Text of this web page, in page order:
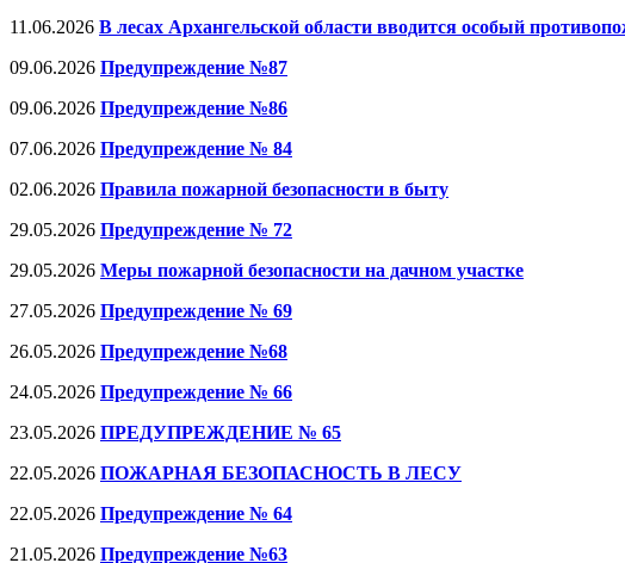
11.06.2026 В лесах Архангельской области вводится особый
09.06.2026 Предупреждение №87
09.06.2026 Предупреждение №86
07.06.2026 Предупреждение № 84
02.06.2026 Правила пожарной безопасности в быту
29.05.2026 Предупреждение № 72
29.05.2026 Меры пожарной безопасноcти на дачном участке
27.05.2026 Предупреждение № 69
26.05.2026 Предупреждение №68
24.05.2026 Предупреждение № 66
23.05.2026 ПРЕДУПРЕЖДЕНИЕ № 65
22.05.2026 ПОЖАРНАЯ БЕЗОПАСНОСТЬ В ЛЕСУ
22.05.2026 Предупреждение № 64
21.05.2026 Предупреждение №63